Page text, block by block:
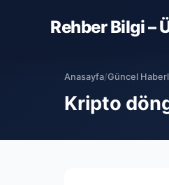
Rehber Bilgi –
Anasayfa/Güncel
Kripto